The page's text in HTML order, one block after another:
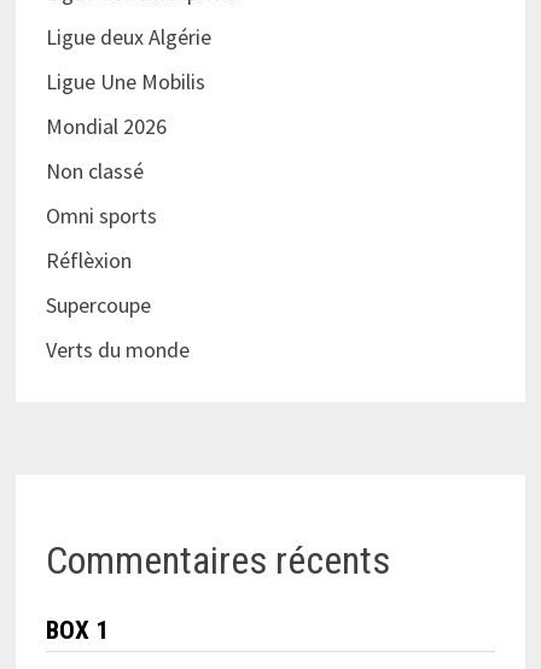
Ligue deux Algérie
Ligue Une Mobilis
Mondial 2026
Non classé
Omni sports
Réflèxion
Supercoupe
Verts du monde
Commentaires récents
BOX 1